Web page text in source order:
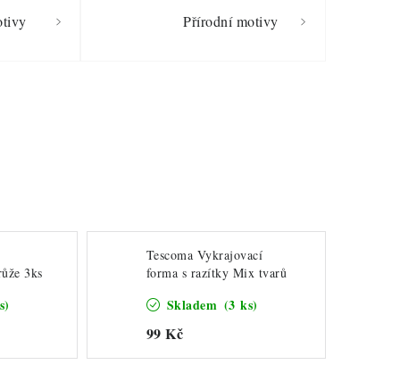
Přírodní motivy
3ks
Tescoma Vykrajovací
forma s razítky Mix tvarů
Skladem (3 ks)
99 Kč